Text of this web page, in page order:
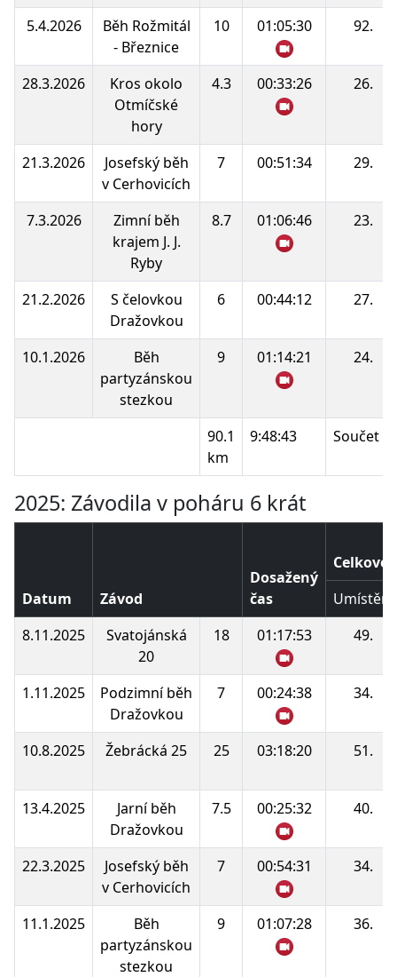
5.4.2026
Běh Rožmitál
- Březnice
10 01:05:30 92.
28.3.2026
Kros okolo
Otmíčské
hory
4.3 00:33:26 26.
21.3.2026
Josefský běh
v Cerhovicích
7 00:51:34 29.
7.3.2026
Zimní běh
krajem J. J.
Ryby
8.7 01:06:46 23.
21.2.2026
S čelovkou
Dražovkou
6 00:44:12 27.
10.1.2026
Běh
partyzánskou
stezkou
9 01:14:21 24.
90.1
km
9:48:43 Součet
2025: Závodila v poháru 6 krát
Datum Závod
Dosažený
čas
Celkové
Umístění
8.11.2025
Svatojánská
20
18 01:17:53 49.
1.11.2025
Podzimní běh
Dražovkou
7 00:24:38 34.
10.8.2025 Žebrácká 25 25 03:18:20 51.
13.4.2025
Jarní běh
Dražovkou
7.5 00:25:32 40.
22.3.2025
Josefský běh
v Cerhovicích
7 00:54:31 34.
11.1.2025
Běh
partyzánskou
stezkou
9 01:07:28 36.